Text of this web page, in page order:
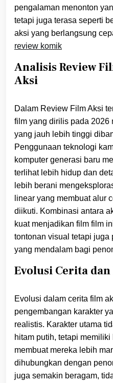
pengalaman menonton
tetapi juga terasa seperti
aksi yang berlangsung
review komik
Analisis Review
Aksi
Dalam Review Film Aksi
film yang dirilis pada 2026
yang jauh lebih tinggi
Penggunaan teknologi
komputer generasi baru
terlihat lebih hidup dan
lebih berani
linear yang membuat alur
diikuti. Kombinasi antara
kuat menjadikan film film
tontonan visual tetapi juga
yang mendalam bagi
Evolusi Cerita
Evolusi dalam cerita film
pengembangan karakter
realistis. Karakter utama
hitam putih, tetapi
membuat mereka lebih
dihubungkan dengan
juga semakin beragam,